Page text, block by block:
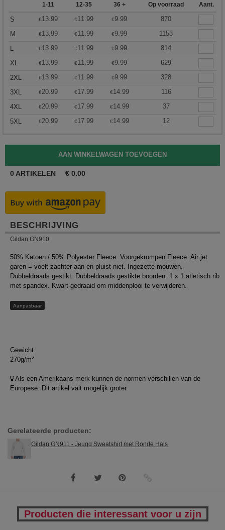
1-11 12-35 36 + Op voorraad Aant.
S €13.99 €11.99 €9.99
870
M
€13.99 €11.99 €9.99
1153
L
€13.99 €11.99 €9.99
814
XL
€13.99 €11.99 €9.99
629
2XL
€13.99 €11.99 €9.99
328
3XL
€20.99 €17.99 €14.99
116
4XL
€20.99 €17.99 €14.99
37
5XL
€20.99 €17.99 €14.99 12
0 ARTIKELEN € 0.00
BESCHRIJVING
Gildan GN910
50% Katoen / 50% Polyester Fleece. Voorgekrompen Fleece. Air jet
garen = voelt zachter aan en pluist niet. Ingezette mouwen.
Dubbeldraads gestikt. Dubbeldraads gestikte boorden. 1 x 1 atletisch rib
met spandex. Kwart-gedraaid om middenplooi te verwijderen.
Aanpasbaar
Gewicht
270g/m²
Als een Amerikaans merk kunnen de normen verschillen van de
Europese. Dit artikel valt mogelijk groter.
Gerelateerde producten:
Gildan GN911 - Jeugd Sweatshirt met Ronde Hals
Producten die interessant voor u zijn